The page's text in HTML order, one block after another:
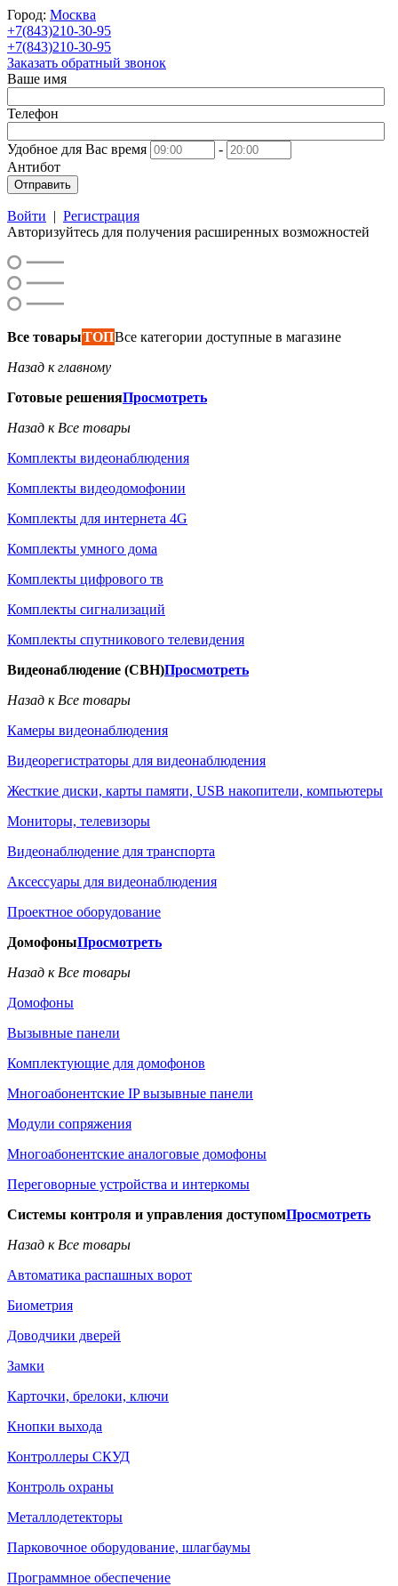
Город: Москва
+7(843)210-30-95
+7(843)210-30-95
Заказать обратный звонок
Ваше имя
Телефон
Удобное для Вас время
-
Антибот
Отправить
Войти | Регистрация
Авторизуйтесь для получения расширенных возможностей
Все товарыТОПВсе категории доступные в магазине
Назад к главному
Готовые решенияПросмотреть
Назад к Все товары
Комплекты видеонаблюдения
Комплекты видеодомофонии
Комплекты для интернета 4G
Комплекты умного дома
Комплекты цифрового тв
Комплекты сигнализаций
Комплекты спутникового телевидения
Видеонаблюдение (СВН)Просмотреть
Назад к Все товары
Камеры видеонаблюдения
Видеорегистраторы для видеонаблюдения
Жесткие диски, карты памяти, USB накопители, компьютеры
Мониторы, телевизоры
Видеонаблюдение для транспорта
Аксессуары для видеонаблюдения
Проектное оборудование
ДомофоныПросмотреть
Назад к Все товары
Домофоны
Вызывные панели
Комплектующие для домофонов
Многоабонентские IP вызывные панели
Модули сопряжения
Многоабонентские аналоговые домофоны
Переговорные устройства и интеркомы
Системы контроля и управления доступомПросмотреть
Назад к Все товары
Автоматика распашных ворот
Биометрия
Доводчики дверей
Замки
Карточки, брелоки, ключи
Кнопки выхода
Контроллеры СКУД
Контроль охраны
Металлодетекторы
Парковочное оборудование, шлагбаумы
Программное обеспечение